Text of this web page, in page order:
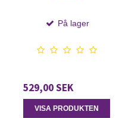
På lager
529,00 SEK
VISA PRODUKTEN